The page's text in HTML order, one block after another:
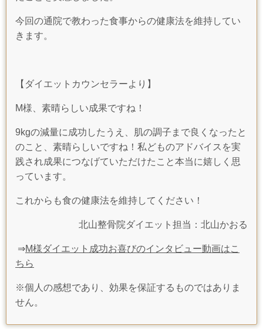
今回の通院で教わった食事からの健康法を維持してい
きます。
【ダイエットカウンセラーより】
M様、素晴らしい成果ですね！
9kgの減量に成功したうえ、肌の調子まで良くなったと
のこと、素晴らしいですね！私どものアドバイスを実
践され成果につなげていただけたこと本当に嬉しく思
っています。
これからも食の健康法を維持してください！
北山整骨院ダイエット担当：北山かおる
⇒M様ダイエット成功お喜びのインタビュー動画はこ
ちら
※個人の感想であり、効果を保証するものではありま
せん。